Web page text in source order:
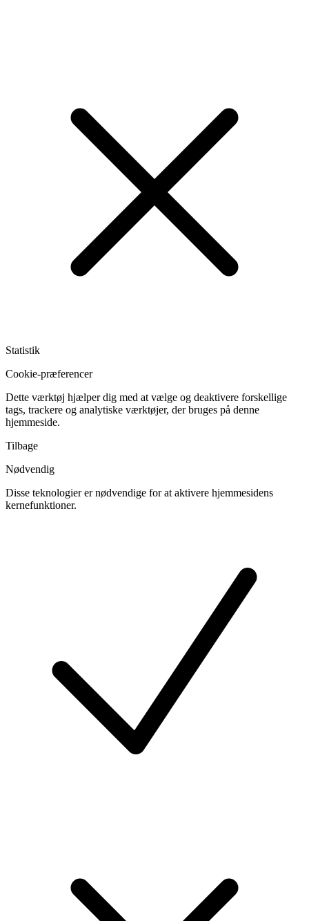
Statistik
Cookie-præferencer
Dette værktøj hjælper dig med at vælge og deaktivere forskellige
tags, trackere og analytiske værktøjer, der bruges på denne
hjemmeside.
Tilbage
Nødvendig
Disse teknologier er nødvendige for at aktivere hjemmesidens
kernefunktioner.